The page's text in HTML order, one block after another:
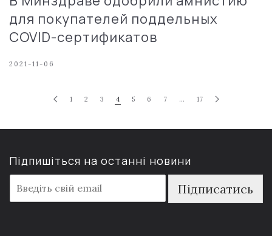
для покупателей поддельных
COVID-сертификатов
2021-11-06
1 2 3 4 5 6 7 … 17
Підпишіться на останні новини
m
a
Підписатись